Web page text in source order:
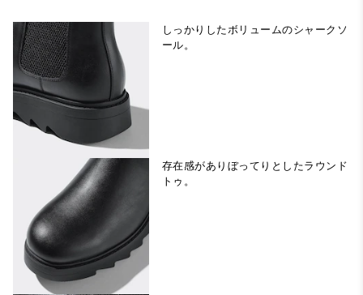
しっかりしたボリュームのシャークソ
ール。
存在感がありぼってりとしたラウンド
トゥ。